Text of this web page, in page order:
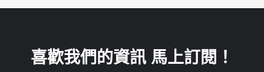
喜歡我們的資訊 馬上訂閱！